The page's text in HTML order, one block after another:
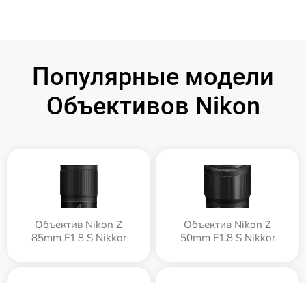
Популярные модели
Объективов Nikon
Объектив Nikon Z
85mm F1.8 S Nikkor
Объектив Nikon Z
50mm F1.8 S Nikkor